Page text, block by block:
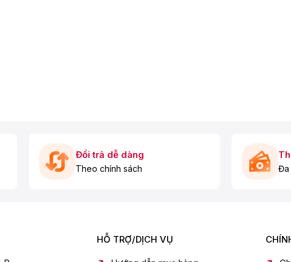
Đổi trả dễ dàng
Theo chính sách Đa
HỖ TRỢ/DỊCH VỤ